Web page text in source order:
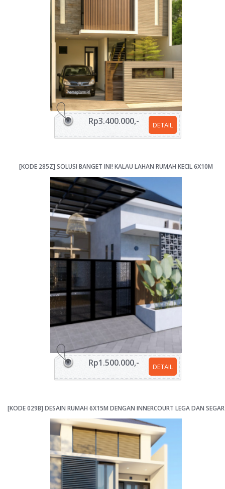
DETAIL
Rp3.400.000,-
[KODE 285Z] SOLUSI BANGET INI! KALAU LAHAN RUMAH KECIL 6X10M
DETAIL
Rp1.500.000,-
[KODE 029B] DESAIN RUMAH 6X15M DENGAN INNERCOURT LEGA DAN SEGAR